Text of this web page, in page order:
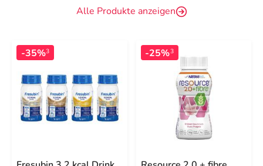
Alle Produkte anzeigen
-35%3 -25%3